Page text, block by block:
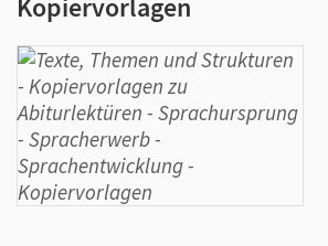
Kopiervorlagen